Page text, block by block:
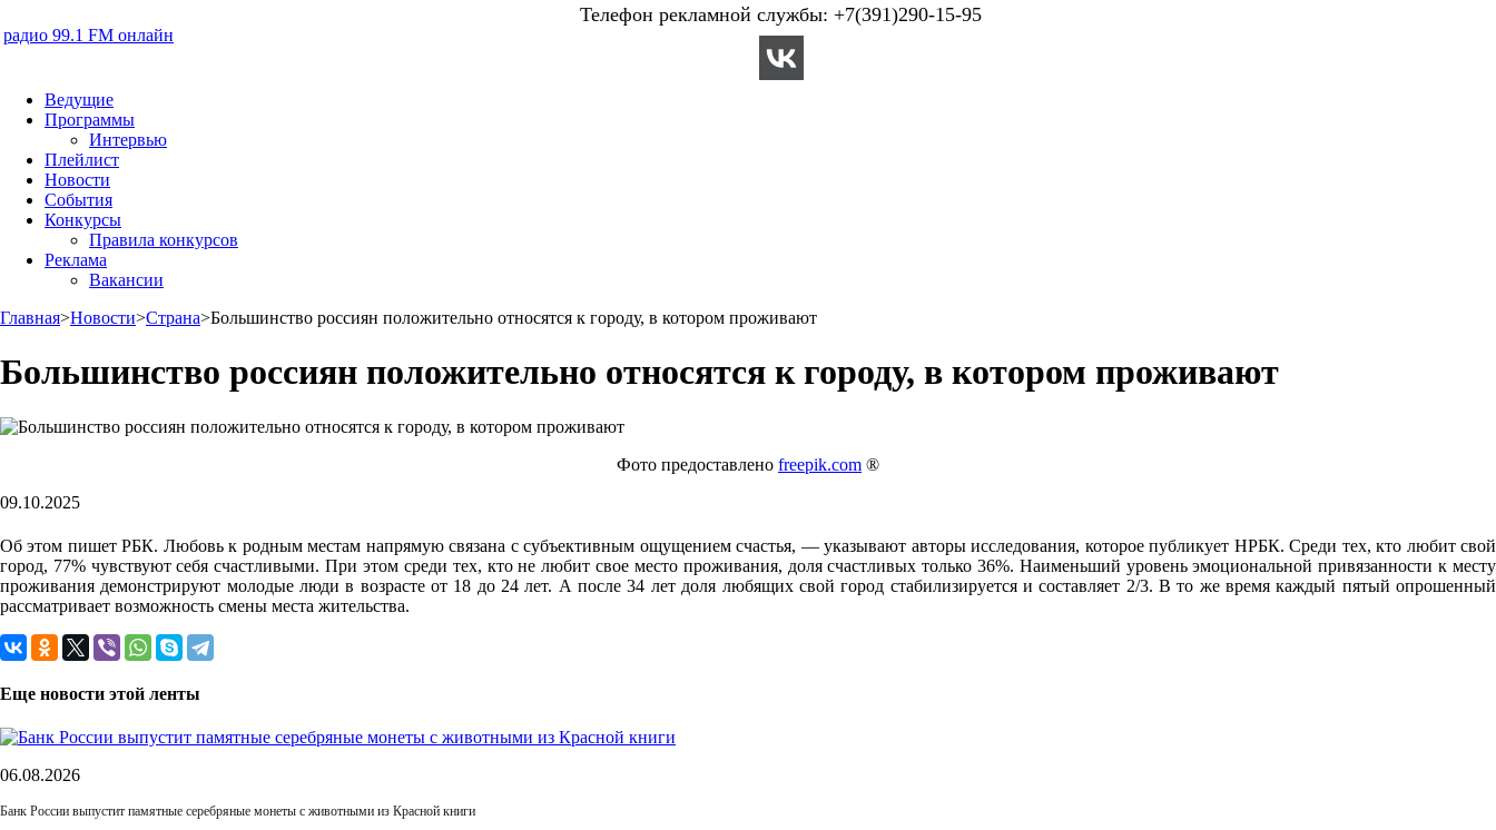
радио 99.1 FM онлайн
Телефон рекламной службы: +7(391)290-15-95
Ведущие
Программы
Интервью
Плейлист
Новости
События
Конкурсы
Правила конкурсов
Реклама
Вакансии
Главная>Новости>Страна>Большинство россиян положительно относятся к городу, в котором проживают
Большинство россиян положительно относятся к городу, в котором проживают
Фото предоставлено freepik.com ®
09.10.2025
Об этом пишет РБК. Любовь к родным местам напрямую связана с субъективным ощущением счастья, — указывают авторы исследования, которое публикует НРБК. Среди тех, кто любит свой
город, 77% чувствуют себя счастливыми. При этом среди тех, кто не любит свое место проживания, доля счастливых только 36%. Наименьший уровень эмоциональной привязанности к месту
проживания демонстрируют молодые люди в возрасте от 18 до 24 лет. А после 34 лет доля любящих свой город стабилизируется и составляет 2/3. В то же время каждый пятый опрошенный
рассматривает возможность смены места жительства.
Еще новости этой ленты
06.08.2026
Банк России выпустит памятные серебряные монеты с животными из Красной книги